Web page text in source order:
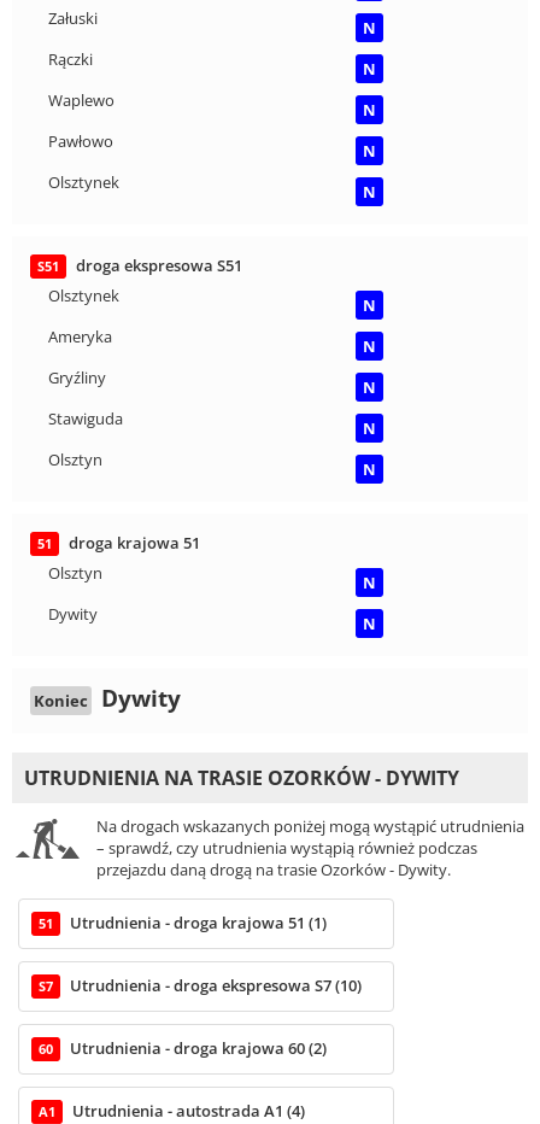
Załuski
N
Rączki
N
Waplewo
N
Pawłowo
N
Olsztynek
N
S51
droga ekspresowa S51
Olsztynek
N
Ameryka
N
Gryźliny
N
Stawiguda
N
Olsztyn
N
51
droga krajowa 51
Olsztyn
N
Dywity
N
Koniec Dywity
UTRUDNIENIA NA TRASIE OZORKÓW - DYWITY
Na drogach wskazanych poniżej mogą wystąpić utrudnienia
– sprawdź, czy utrudnienia wystąpią również podczas
przejazdu daną drogą na trasie Ozorków - Dywity.
51 Utrudnienia - droga krajowa 51 (1)
S7 Utrudnienia - droga ekspresowa S7 (10)
60 Utrudnienia - droga krajowa 60 (2)
A1 Utrudnienia - autostrada A1 (4)